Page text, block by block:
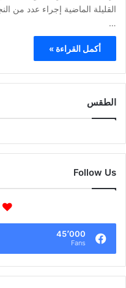
القليلة الماضية إجراء عدد من
…
أكمل القراءة »
الطقس
Follow Us
45٬000
Fans